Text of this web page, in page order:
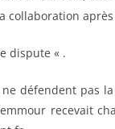
dispute « .
défendent pas
recevait